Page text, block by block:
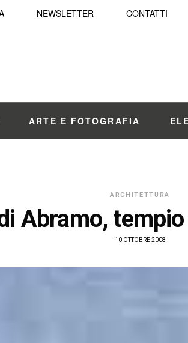
NEWSLETTER CONTATTI
ARTE E FOTOGRAFIA
ARCHITETTURA
Abramo,
10 OTTOBRE 2008